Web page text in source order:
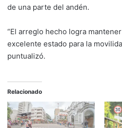
de una parte del andén.
“El arreglo hecho logra
excelente estado para la
puntualizó.
Relacionado